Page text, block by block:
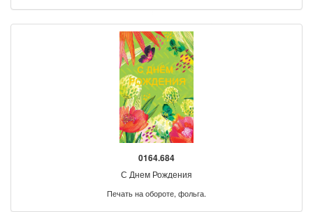
0164.684
С Днем Рождения
Печать на обороте, фольга.